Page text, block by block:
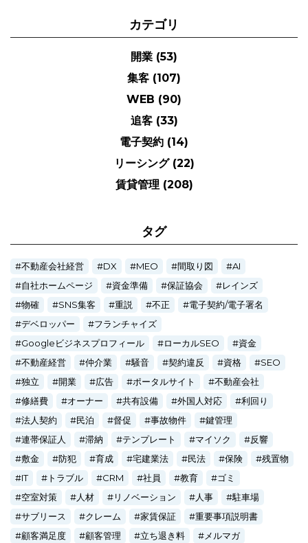
カテゴリ
開業 (53)
集客 (107)
WEB (90)
追客 (33)
電子契約 (14)
リーシング (22)
賃貸管理 (208)
タグ
不動産会社経営 DX MEO 間取り図
AI
自社ホームページ
資金準備 保証協会
レインズ
物確
SNS集客 重説 不正
電子契約/電子署名
デベロッパー
フランチャイズ
Googleビジネスプロフィール
ローカルSEO
資金
不動産経営
仲介業 騒音 契約違反 資格
SEO
独立
開業 広告 ポータルサイト
不動産会社
修繕費
オーナー 共有設備 外国人対応
利回り
法人契約
民泊 督促 事故物件
鍵管理
連帯保証人
滞納 テンプレート マイソク
反響
敷金
防犯 育成 宅建業法 民法 保険
残置物
IT
トラブル CRM 社員 教育
ゴミ
空室対策
人材 リノベーション 人事
駐車場
サブリース
クレーム 家賃保証
重要事項説明書
顧客満足度
顧客管理 立ち退き料
メルマガ